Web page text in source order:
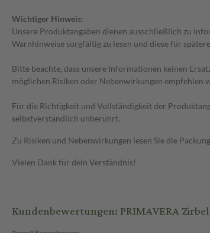
Wichtiger Hinweis:
Unsere Produktangaben dienen ausschließlich zu
Warnhinweise sorgfältig zu lesen und diese für
Bitte beachte, dass unsere Informationen keinen
möglichen Risiken oder Nebenwirkungen empfehlen
Für die Richtigkeit und Vollständigkeit der
selbstverständlich unberührt.
Zu Risiken und Nebenwirkungen lesen Sie die
Vielen Dank für dein Verständnis!
Kundenbewertungen: PRIMAVERA